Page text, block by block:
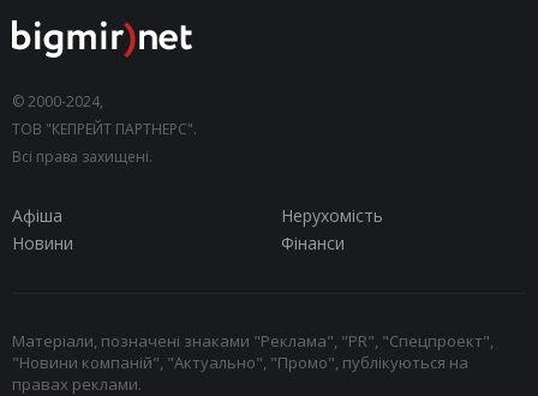
© 2000-2024,
ТОВ "КЕПРЕЙТ ПАРТНЕРС".
Всі права захищені.
Афіша
Нерухомість
Новини
Фінанси
Матеріали, позначені знаками "Реклама", "PR", "Спецпроект",
"Новини компаній", "Актуально", "Промо", публікуються на
правах реклами.